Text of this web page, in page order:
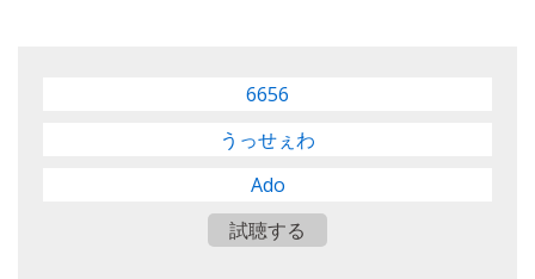
6656
うっせぇわ
Ado
試聴する